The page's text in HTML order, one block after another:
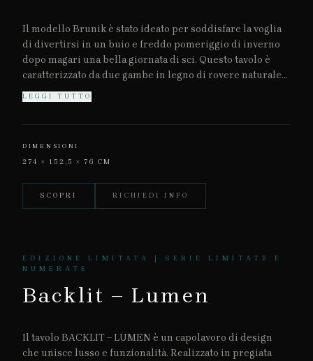
Il modello Brunik è stato ideato per soddisfare la voglia
di divertirsi in un buio e freddo pomeriggio di inverno
dopo magari una bella giornata di sci. Questo tavolo è
caratterizzato da due gambe in legno di rovere naturale
di forma parallelepipeda, in ogni gamba è presente uno
sportello per poter accedere a due ripiani interni divisi
in acciaio lucidata a specchio a mano.
LEGGI TUTTO
DIMENSIONI
274 × 152,5 × 76 CM
SCOPRI RICHIEDI INFO
EDIZIONE LIMITATA | SERIE LIMITATE E
NUMERATE
Backlit – Lumen
Il tavolo BACKLIT – LUMEN è un capolavoro di design
che unisce lusso e funzionalità. Realizzato in pregiata